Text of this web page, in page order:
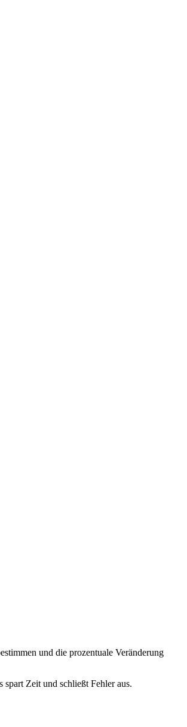
und die prozentuale Veränderung
spart Zeit und schließt Fehler aus.